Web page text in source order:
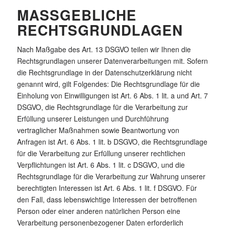
MASSGEBLICHE R
ECHTSGRUNDLAGEN
Nach Maßgabe des Art. 13 DSGVO teilen wir Ihnen die
Rechtsgrundlagen unserer Datenverarbeitungen mit. Sofern
die Rechtsgrundlage in der Datenschutzerklärung nicht
genannt wird, gilt Folgendes: Die Rechtsgrundlage für die
Einholung von Einwilligungen ist Art. 6 Abs. 1 lit. a und Art. 7
DSGVO, die Rechtsgrundlage für die Verarbeitung zur
Erfüllung unserer Leistungen und Durchführung
vertraglicher Maßnahmen sowie Beantwortung von
Anfragen ist Art. 6 Abs. 1 lit. b DSGVO, die Rechtsgrundlage
für die Verarbeitung zur Erfüllung unserer rechtlichen
Verpflichtungen ist Art. 6 Abs. 1 lit. c DSGVO, und die
Rechtsgrundlage für die Verarbeitung zur Wahrung unserer
berechtigten Interessen ist Art. 6 Abs. 1 lit. f DSGVO. Für
den Fall, dass lebenswichtige Interessen der betroffenen
Person oder einer anderen natürlichen Person eine
Verarbeitung personenbezogener Daten erforderlich